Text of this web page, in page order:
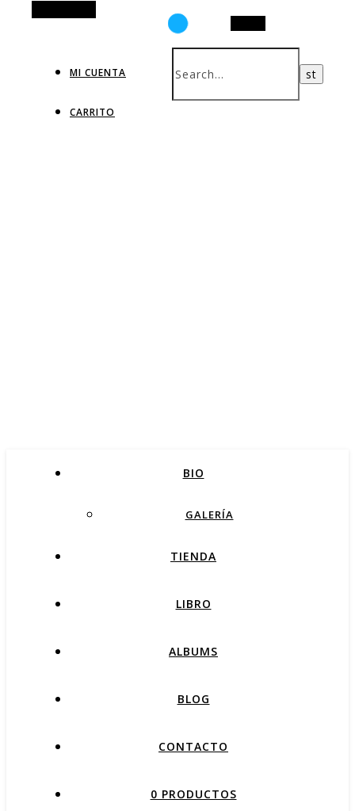
MI CUENTA
CARRITO
BIO
GALERÍA
TIENDA
LIBRO
ALBUMS
BLOG
CONTACTO
0 PRODUCTOS